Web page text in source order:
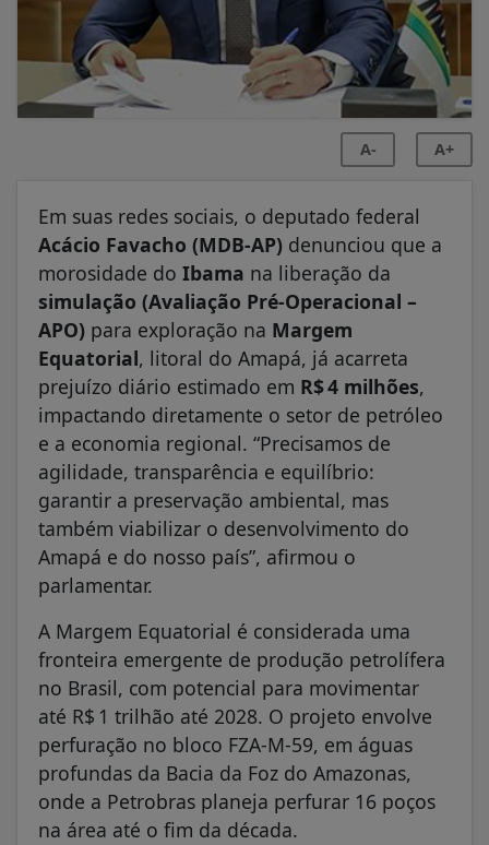
A- A+
Em suas redes sociais, o deputado federal
Acácio Favacho (MDB‑AP) denunciou que a
morosidade do Ibama na liberação da
simulação (Avaliação Pré‑Operacional –
APO) para exploração na Margem
Equatorial, litoral do Amapá, já acarreta
prejuízo diário estimado em R$4 milhões,
impactando diretamente o setor de petróleo
e a economia regional. “Precisamos de
agilidade, transparência e equilíbrio:
garantir a preservação ambiental, mas
também viabilizar o desenvolvimento do
Amapá e do nosso país”, afirmou o
parlamentar.
A Margem Equatorial é considerada uma
fronteira emergente de produção petrolífera
no Brasil, com potencial para movimentar
até R$ 1 trilhão até 2028. O projeto envolve
perfuração no bloco FZA‑M‑59, em águas
profundas da Bacia da Foz do Amazonas,
onde a Petrobras planeja perfurar 16 poços
na área até o fim da década.